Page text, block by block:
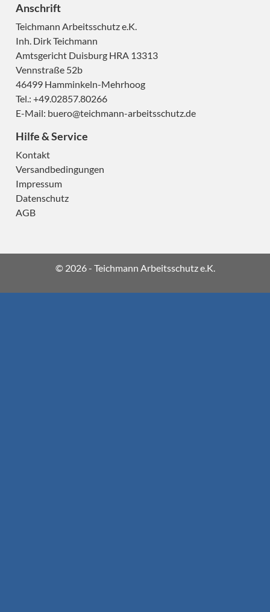
Anschrift
Teichmann Arbeitsschutz e.K.
Inh. Dirk Teichmann
Amtsgericht Duisburg HRA 13313
Vennstraße 52b
46499 Hamminkeln-Mehrhoog
Tel.: +49.02857.80266
E-Mail: buero@teichmann-arbeitsschutz.de
Hilfe & Service
Kontakt
Versandbedingungen
Impressum
Datenschutz
AGB
© 2026 - Teichmann Arbeitsschutz e.K.